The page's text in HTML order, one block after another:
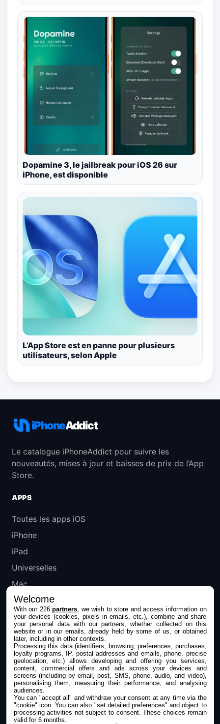
Dopamine 3, le jailbreak pour iOS 26 sur
iPhone, est disponible
L’App Store est en panne pour plusieurs
utilisateurs, selon Apple
iPhoneAddict
Le catalogue iPhoneAddict pour suivre les
nouveautés, mises à jour et baisses de prix de l’App
Store.
APPS
Toutes les apps iOS
iPhone
iPad
Universelles
Mac
Apple TV
IPHONEADDICT
Actualité Apple
Archives keynotes
Contact
À propos
KultureGeek
Welcome
With our 226partners , we wish to store and access information on
your devices (cookies, pixels in emails, etc.), combine and share
your personal data with our partners, whether collected on this
website or in our emails, already held by some of us, or obtained
later, including in other contexts.
Processing this data (identifiers, browsing, preferences, purchases,
loyalty programs, IP, postal addresses and emails, phone, precise
geolocation, etc.) allows developing and offering you services,
content, commercial offers and ads across your devices and
screens (including by email, post, SMS, phone, audio, and video),
personalising them, measuring their performance, and analysing
audiences.
You can "accept all" and withdraw your consent at any time via the
"cookie" icon. You can also "set detailed preferences" and object to
processing activities not subject to consent. These choices remain
valid for 6 months.